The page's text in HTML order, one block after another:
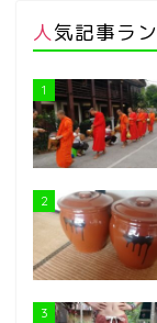
人気記事ラ
1
2
3